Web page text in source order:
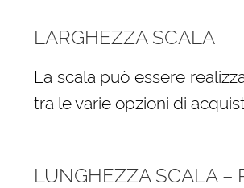
LARGHEZZA SCALA
La scala può essere
tra le varie opzioni di
LUNGHEZZA SCALA –